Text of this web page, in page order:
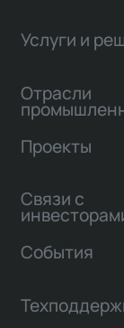
Услуги и
Отрасли
Проекты
Связи с
События